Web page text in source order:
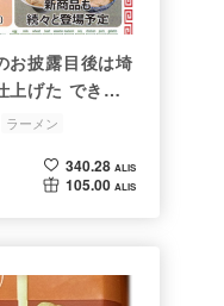
お披露目後は埼
上げた できた
ラーメン
340.28 ALIS
105.00 ALIS